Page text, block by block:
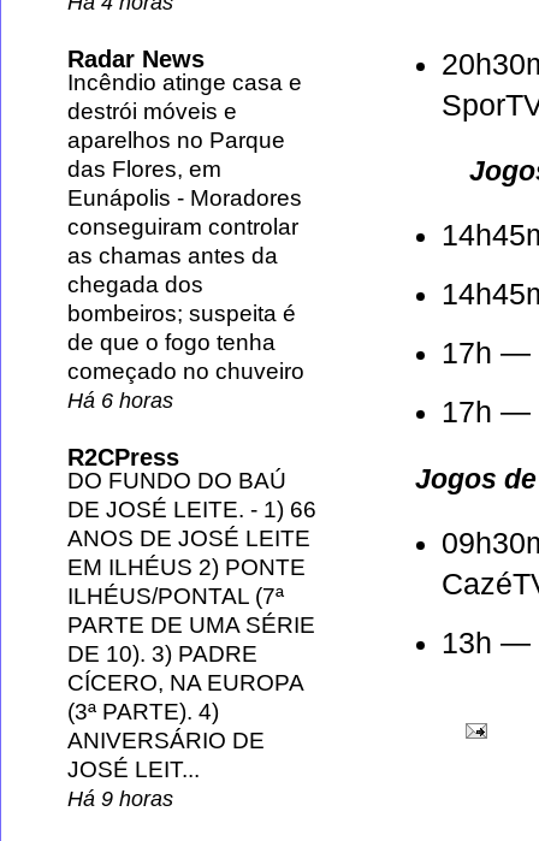
17h —
17h —
Jogos
13h —
Radar News
Incêndio atinge casa e
destrói móveis e
aparelhos no Parque
das Flores, em
Eunápolis - Moradores
conseguiram controlar
as chamas antes da
chegada dos
bombeiros; suspeita é
de que o fogo tenha
começado no chuveiro
Há 6 horas
R2CPress
DO FUNDO DO BAÚ
DE JOSÉ LEITE. - 1) 66
ANOS DE JOSÉ LEITE
EM ILHÉUS 2) PONTE
ILHÉUS/PONTAL (7ª
PARTE DE UMA SÉRIE
DE 10). 3) PADRE
CÍCERO, NA EUROPA
(3ª PARTE). 4)
ANIVERSÁRIO DE
JOSÉ LEIT...
Há 9 horas